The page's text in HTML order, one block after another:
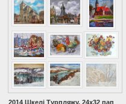
2014 Шкелі Турпляжу. 24х32 пап